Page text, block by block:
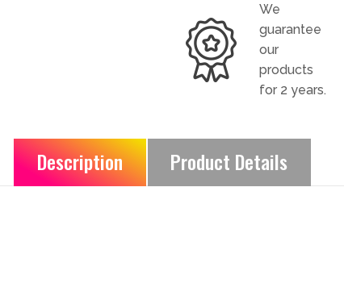
We
guarantee
our
products
for 2 years.
Description Product Details